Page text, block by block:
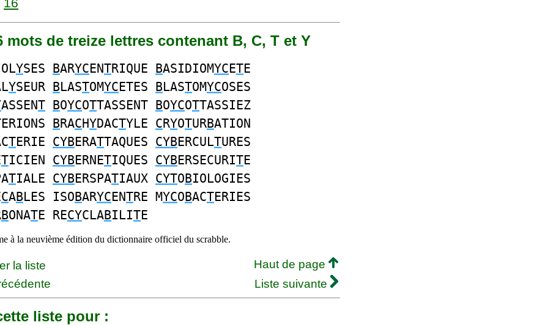
mots de treize lettres contenant B, C, T et Y
YSES BARYCENTRIQUE BASIDIOMYCETE
YSEUR BLASTOMYCETES BLASTOMYCOSES
ASSENT BOYCOTTASSENT BOYCOTTASSIEZ
BRACHYDACTYLE CRYOTURBATION
TERIE CYBERATTAQUES CYBERCULTURES
TICIEN CYBERNETIQUES CYBERSECURITE
TIALE CYBERSPATIAUX CYTOBIOLOGIES
CABLES ISOBARYCENTRE MYCOBACTERIES
BONATE RECYCLABILITE
à la neuvième édition du dictionnaire officiel du scrabble.
la liste
Haut de page
Liste suivante
liste pour :